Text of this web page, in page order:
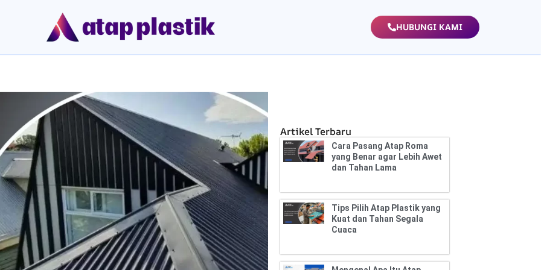
HUBUNGI KAMI
Artikel Terbaru
Cara Pasang Atap Roma
yang Benar agar Lebih Awet
dan Tahan Lama
Tips Pilih Atap Plastik yang
Kuat dan Tahan Segala
Cuaca